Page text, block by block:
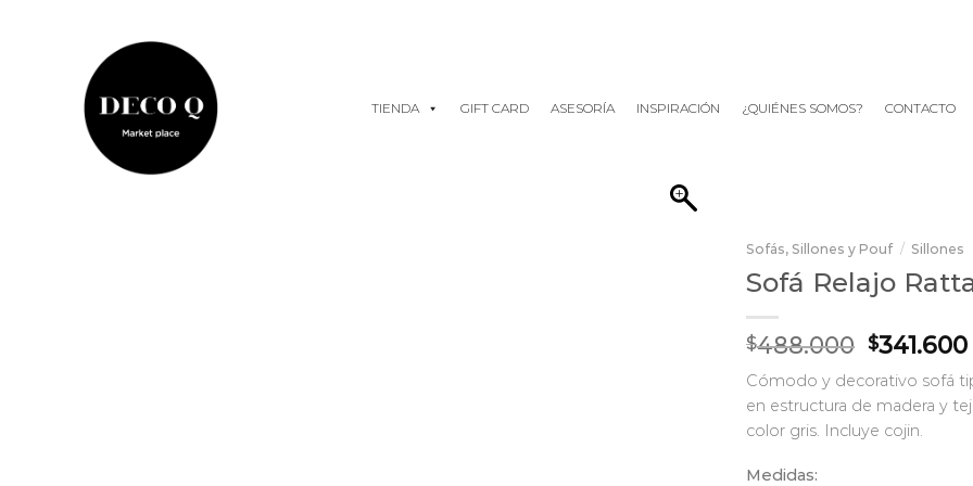
TIENDA GIFT CARD ASESORÍA INSPIRACIÓN ¿QUIÉNES SOMOS? CONTACTO
Sofás, Sillones y Pouf / Sillones
Sofá Relajo
$488.000 El
original
era:
$488.000.
$341.600
Cómodo y decorativo sofá
en estructura de madera y
color gris. Incluye cojin.
Medidas: